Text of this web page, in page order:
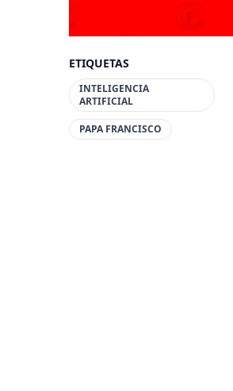
ETIQUETAS
INTELIGENCIA
ARTIFICIAL
PAPA FRANCISCO